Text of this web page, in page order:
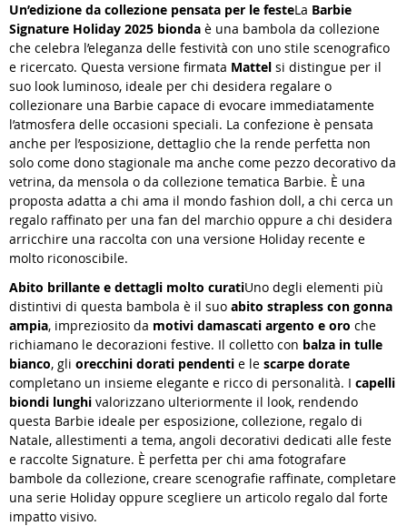
Un’edizione da collezione pensata per le festeLa Barbie
Signature Holiday 2025 bionda è una bambola da collezione
che celebra l’eleganza delle festività con uno stile scenografico
e ricercato. Questa versione firmata Mattel si distingue per il
suo look luminoso, ideale per chi desidera regalare o
collezionare una Barbie capace di evocare immediatamente
l’atmosfera delle occasioni speciali. La confezione è pensata
anche per l’esposizione, dettaglio che la rende perfetta non
solo come dono stagionale ma anche come pezzo decorativo da
vetrina, da mensola o da collezione tematica Barbie. È una
proposta adatta a chi ama il mondo fashion doll, a chi cerca un
regalo raffinato per una fan del marchio oppure a chi desidera
arricchire una raccolta con una versione Holiday recente e
molto riconoscibile.
Abito brillante e dettagli molto curatiUno degli elementi più
distintivi di questa bambola è il suo abito strapless con gonna
ampia, impreziosito da motivi damascati argento e oro che
richiamano le decorazioni festive. Il colletto con balza in tulle
bianco, gli orecchini dorati pendenti e le scarpe dorate
completano un insieme elegante e ricco di personalità. I capelli
biondi lunghi valorizzano ulteriormente il look, rendendo
questa Barbie ideale per esposizione, collezione, regalo di
Natale, allestimenti a tema, angoli decorativi dedicati alle feste
e raccolte Signature. È perfetta per chi ama fotografare
bambole da collezione, creare scenografie raffinate, completare
una serie Holiday oppure scegliere un articolo regalo dal forte
impatto visivo.